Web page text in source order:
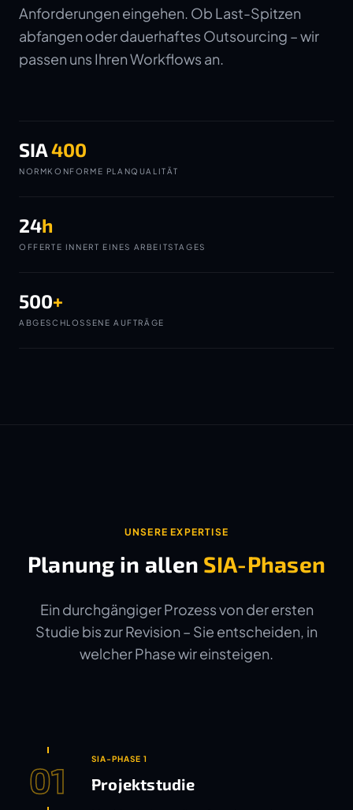
Anforderungen eingehen. Ob Last-Spitzen
abfangen oder dauerhaftes Outsourcing – wir
passen uns Ihren Workflows an.
SIA400
NORMKONFORME PLANQUALITÄT
24h
OFFERTE INNERT EINES ARBEITSTAGES
500+
ABGESCHLOSSENE AUFTRÄGE
UNSERE EXPERTISE
Planung in allen SIA-Phasen
Ein durchgängiger Prozess von der ersten
Studie bis zur Revision – Sie entscheiden, in
welcher Phase wir einsteigen.
01 SIA-PHASE 1
Projektstudie